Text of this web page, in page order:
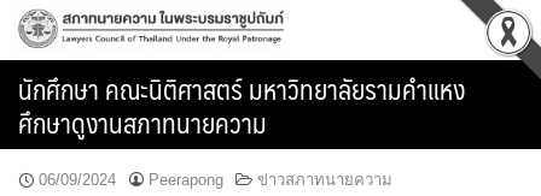
Skip
content
นักศึกษา คณะนิติศาสตร์ มหาวิทยาลัยรามคำแหง
ศึกษาดูงานสภาทนายความ
06/09/2024 Peerapong ข่าวสภาทนายความ